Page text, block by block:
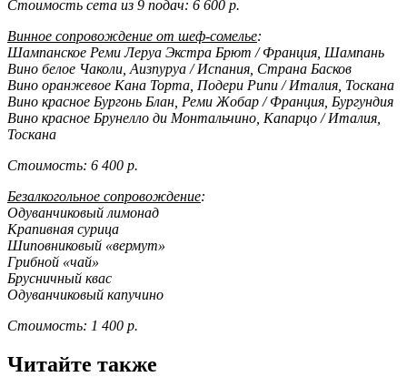
Стоимость сета из 9 подач: 6 600 р.
Винное сопровождение от шеф-сомелье:
Шампанское Реми Леруа Экстра Брют / Франция, Шампань
Вино белое Чаколи, Аизпуруа / Испания, Страна Басков
Вино оранжевое Кана Торта, Подери Рипи / Италия, Тоскана
Вино красное Бургонь Блан, Реми Жобар / Франция, Бургундия
Вино красное Брунелло ди Монтальчино, Капарцо / Италия,
Тоскана
Стоимость: 6 400 р.
Безалкогольное сопровождение:
Одуванчиковый лимонад
Крапивная сурица
Шиповниковый «вермут»
Грибной «чай»
Брусничный квас
Одуванчиковый капучино
Стоимость: 1 400 р.
Читайте также